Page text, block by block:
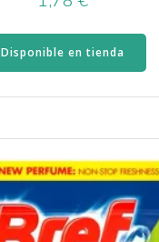
Disponible en tienda